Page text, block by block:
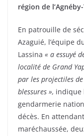
région de
En patrouille de
Azaguié, l’équipe
Lassina « a essuyé
localité de Grand
par les projectiles de
blessures », indique
gendarmerie
décès. En
maréchaussée,